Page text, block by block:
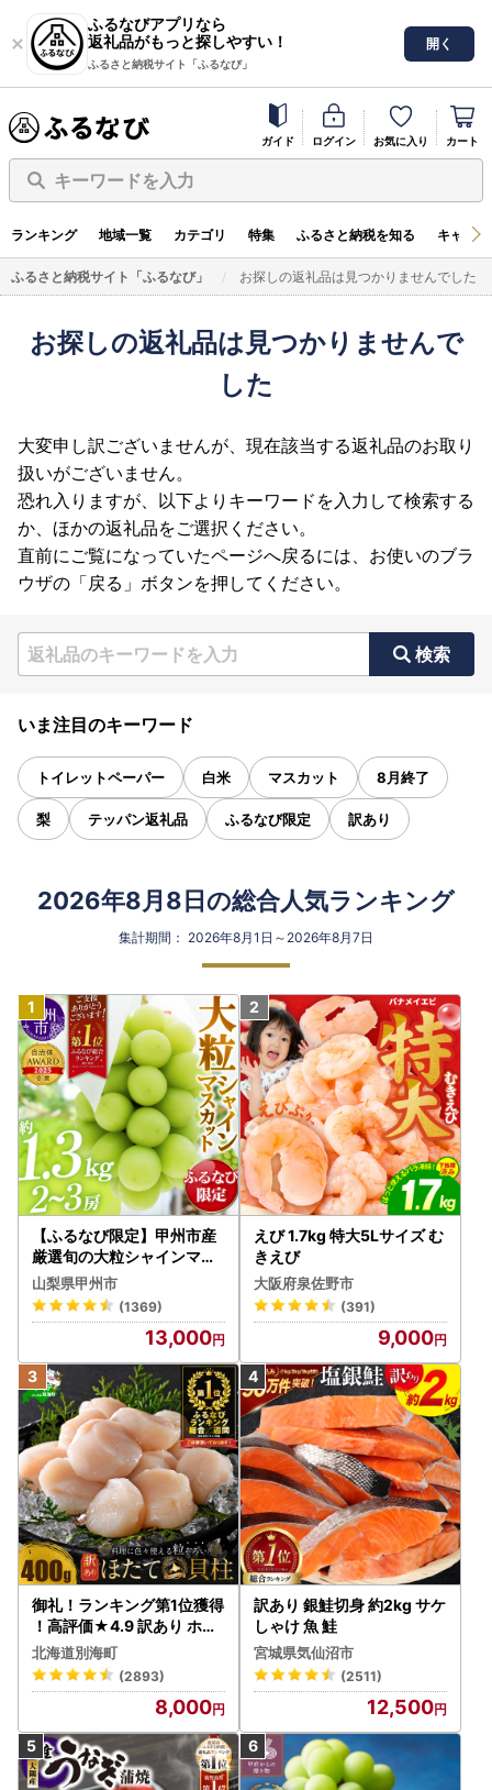
ふるなびアプリなら
返礼品がもっと探しやすい！
ふるさと納税サイト「ふるなび」
開く
ガイド ログイン お気に入り カート
キーワードを入力
ランキング 地域一覧 カテゴリ 特集 ふるさと納税を知る キャン
ふるさと納税サイト「ふるなび」 お探しの返礼品は見つかりませんでした
お探しの返礼品は見つかりませんで
した
大変申し訳ございませんが、現在該当する返礼品のお取り
扱いがございません。
恐れ入りますが、以下よりキーワードを入力して検索する
か、ほかの返礼品をご選択ください。
直前にご覧になっていたページへ戻るには、お使いのブラ
ウザの「戻る」ボタンを押してください。
検索
いま注目のキーワード
トイレットペーパー 白米 マスカット 8月終了
梨 テッパン返礼品 ふるなび限定 訳あり
2026年8月8日の総合人気ランキング
集計期間： 2026年8月1日～2026年8月7日
【ふるなび限定】甲州市産
厳選旬の大粒シャインマス
カット 約1.3kg 2～3房【2
026年発送】（MG）B12-
472 FN-Limited-VO シャ
インマスカット フルーツ
山梨県甲州市
(1369)
13,000
えび 1.7kg 特大5Lサイズ む
きえび
大阪府泉佐野市
(391)
9,000
御礼！ランキング第1位獲得
！高評価★4.9 訳あり ホタ
テ 400g（ほたて 帆立 貝柱
冷凍 ）
北海道別海町
(2893)
8,000
訳あり 銀鮭切身 約2kg サケ
しゃけ 魚 鮭
宮城県気仙沼市
(2511)
12,500